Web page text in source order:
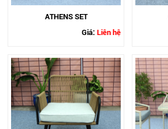
ATHENS SET
Giá:Liên hệ